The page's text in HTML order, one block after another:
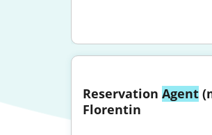
Reservation Agent
Florentin